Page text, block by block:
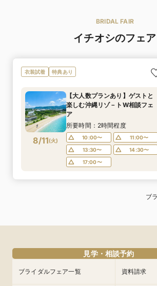
BRIDAL FAIR
イチオシのフェア
衣装試着 特典あり
8/11(火)
【大人数プランあり】ゲストと
楽しむ沖縄リゾ－トW相談フェ
ア
所要時間：2時間程度
10:00〜
11:00〜
13:30〜
14:30〜
17:00〜
ブ
見学・相談予約
ブライダルフェア一覧 資料請求